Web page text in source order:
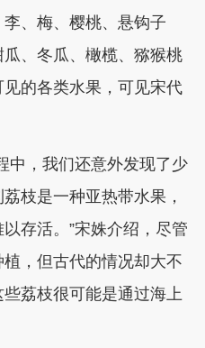
、梅、樱桃、悬钩子
、冬瓜、橄榄、猕猴桃
的各类水果，可见宋代
，我们还意外发现了少
枝是一种亚热带水果，
存活。”宋姝介绍，尽管
，但古代的情况却大不
荔枝很可能是通过海上